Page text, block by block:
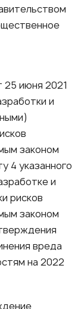
25 июня 2021
и
законом
4 указанного
и
рисков
законом
вреда
на 2022